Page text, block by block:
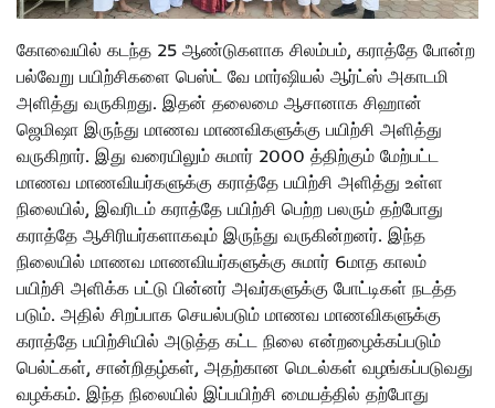
கோவையில் கடந்த 25 ஆண்டுகளாக சிலம்பம், கராத்தே போன்ற
பல்வேறு பயிற்சிகளை பெஸ்ட் வே மார்ஷியல் ஆர்ட்ஸ் அகாடமி
அளித்து வருகிறது. இதன் தலைமை ஆசானாக சிஹான்
ஜெமிஷா இருந்து மாணவ மாணவிகளுக்கு பயிற்சி அளித்து
வருகிறார். இது வரையிலும் சுமார் 2000 த்திற்கும் மேற்பட்ட
மாணவ மாணவியர்களுக்கு கராத்தே பயிற்சி அளித்து உள்ள
நிலையில், இவரிடம் கராத்தே பயிற்சி பெற்ற பலரும் தற்போது
கராத்தே ஆசிரியர்களாகவும் இருந்து வருகின்றனர். இந்த
நிலையில் மாணவ மாணவியர்களுக்கு சுமார் 6மாத காலம்
பயிற்சி அளிக்க பட்டு பின்னர் அவர்களுக்கு போட்டிகள் நடத்த
படும். அதில் சிறப்பாக செயல்படும் மாணவ மாணவிகளுக்கு
கராத்தே பயிற்சியில் அடுத்த கட்ட நிலை என்றழைக்கப்படும்
பெல்ட்கள், சான்றிதழ்கள், அதற்கான மெடல்கள் வழங்கப்படுவது
வழக்கம். இந்த நிலையில் இப்பயிற்சி மையத்தில் தற்போது